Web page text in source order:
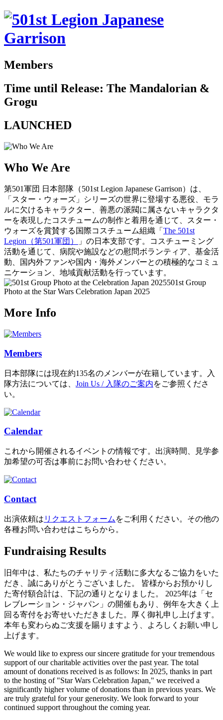
Members
Time until Release: The Mandalorian &
Grogu
LAUNCHED
Who We Are
第501軍団 日本部隊（501st Legion Japanese Garrison）は、
「スター・ウォーズ」シリーズの世界に登場する悪役、モラ
ルに欠けるキャラクター、善悪の派閥に属さないキャラクタ
ーを表現したコスチュームの制作と着用を通じて、スター・
ウォーズを賞賛する国際コスチューム組織「 The 501st
Legion（第501軍団）
」の日本支部です。コスチューミング
活動を通じて、病院や施設などの慰問ボランティア、基金活
動、国内外ファンや国内・海外メンバーとの積極的なコミュ
ニケーション、地域貢献活動を行っています。
501st Group
Photo at the Star Wars Celebration Japan 2025
More Info
Members
日本部隊には現在約135名のメンバーが在籍しています。入
隊方法については、 Join Us / 入隊のご案内をご参照くださ
い。
Calendar
これから開催されるイベントの情報です。出演時間、見学参
加希望の可否は事前にお問い合わせください。
Contact
出演依頼は リクエストフォーム をご利用ください。その他の
各種お問い合わせはこちらから。
Fundraising Results
旧年中は、私たちのチャリティ活動に多大なるご協力をいた
だき、誠にありがとうございました。 皆様からお預かりし
た寄付額合計は、下記の通りとなりました。 2025年は「セ
レブレーション・ジャパン」の開催もあり、例年を大きく上
回る寄付をお寄せいただきました。厚く御礼申し上げます。
本年も変わらぬご支援を賜りますよう、よろしくお願い申し
上げます。
We would like to express our sincere gratitude for your tremendous
support of our charitable activities over the past year. The total
amount of donations received is as follows: In 2025, thanks in part
to the hosting of "Star Wars Celebration Japan," we received a
significantly higher volume of donations than in previous years. We
are truly grateful for your generosity. We look forward to your
continued support throughout the coming year.